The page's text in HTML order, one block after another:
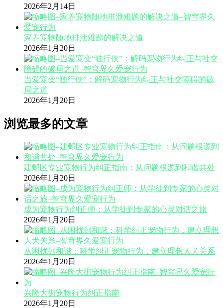
2026年2月14日
家养宠物随地排泄难题的解决之道
2026年1月20日
当爱宠变“独行侠”：解码宠物行为纠正与社交障碍的破
局之道
2026年1月20日
浏览最多的文章
建邺区专业宠物行为纠正指南：从问题根源到和谐共处
2026年1月20日
成为宠物行为纠正师：从学徒到专家的心灵对话之旅
2026年1月20日
从困扰到和谐：科学纠正宠物行为，建立理想人犬关系
2026年1月20日
兴隆大街宠物行为纠正指南
2026年1月20日